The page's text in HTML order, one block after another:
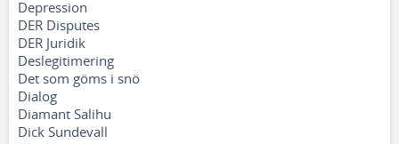
Depression
DER Disputes
DER Juridik
Deslegitimering
Det som göms i snö
Dialog
Diamant Salihu
Dick Sundevall